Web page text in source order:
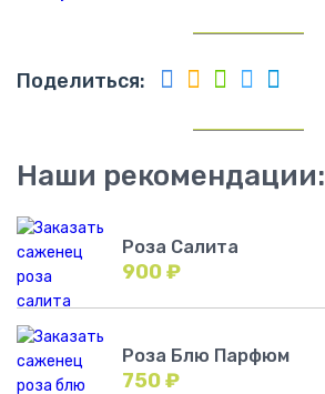
Поделиться:
Наши рекомендации:
Роза Салита
900₽
Роза Блю Парфюм
750₽